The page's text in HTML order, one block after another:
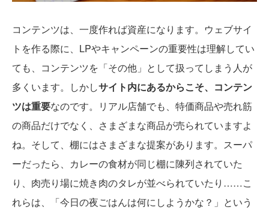
コンテンツは、一度作れば資産になります。ウェブサイ
トを作る際に、LPやキャンペーンの重要性は理解してい
ても、コンテンツを「その他」として扱ってしまう人が
多くいます。しかしサイト内にあるからこそ、コンテン
ツは重要なのです。リアル店舗でも、特価商品や売れ筋
の商品だけでなく、さまざまな商品が売られていますよ
ね。そして、棚にはさまざまな提案があります。スーパ
ーだったら、カレーの食材が同じ棚に陳列されていた
り、肉売り場に焼き肉のタレが並べられていたり……こ
れらは、「今日の夜ごはんは何にしようかな？」という